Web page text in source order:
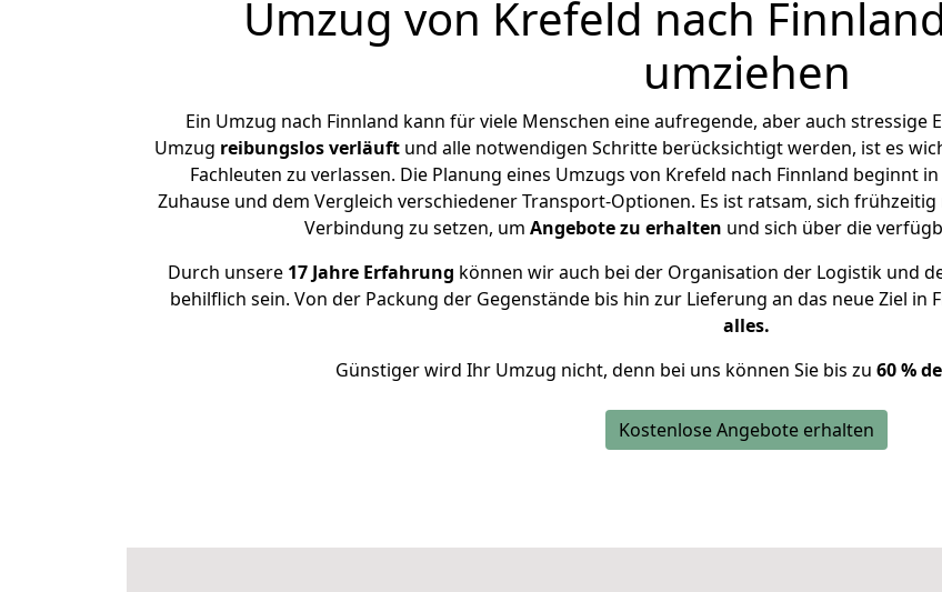
Umzug von Krefeld nach
umziehen
Ein Umzug nach Finnland kann für viele Menschen eine aufregende, aber auch stressige
Umzug reibungslos verläuftund alle notwendigen Schritte berücksichtigt werden, ist es
Fachleuten zu verlassen. Die Planung eines Umzugs von Krefeld nach Finnland beginnt
Zuhause und dem Vergleich verschiedener Transport-Optionen. Es ist ratsam, sich
Verbindung zu setzen, um Angebote zu erhalten und sich über die
Durch unsere 17 Jahre Erfahrung können wir auch bei der Organisation der Logistik und
behilflich sein. Von der Packung der Gegenstände bis hin zur Lieferung an das neue Ziel in
alles.
Günstiger wird Ihr Umzug nicht, denn bei uns können Sie bis zu 60 %
Kostenlose Angebote erhalten